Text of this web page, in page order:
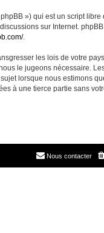
») qui est un script
sur Internet.
.
les lois de votre
le jugeons nécessaire.
lorsque nous estimons
à une tierce partie sans
Nous contacter